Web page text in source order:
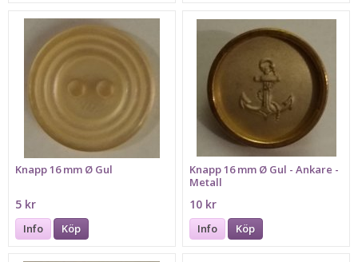
Knapp 16 mm Ø Gul
5 kr
Info Köp
Knapp 16 mm Ø Gul - Ankare -
Metall
10 kr
Info Köp